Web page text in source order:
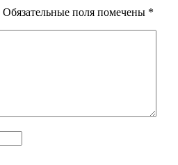
Обязательные поля помечены *